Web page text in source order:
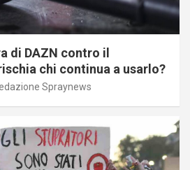
di DAZN contro il
chi continua a usarlo?
Spraynews